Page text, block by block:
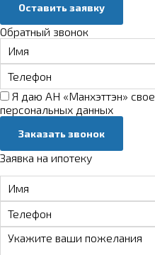
Оставить заявку
Обратный звонок
Я даю АН «Манхэттэн» свое
персональных данных
Заказать звонок
Заявка на ипотеку